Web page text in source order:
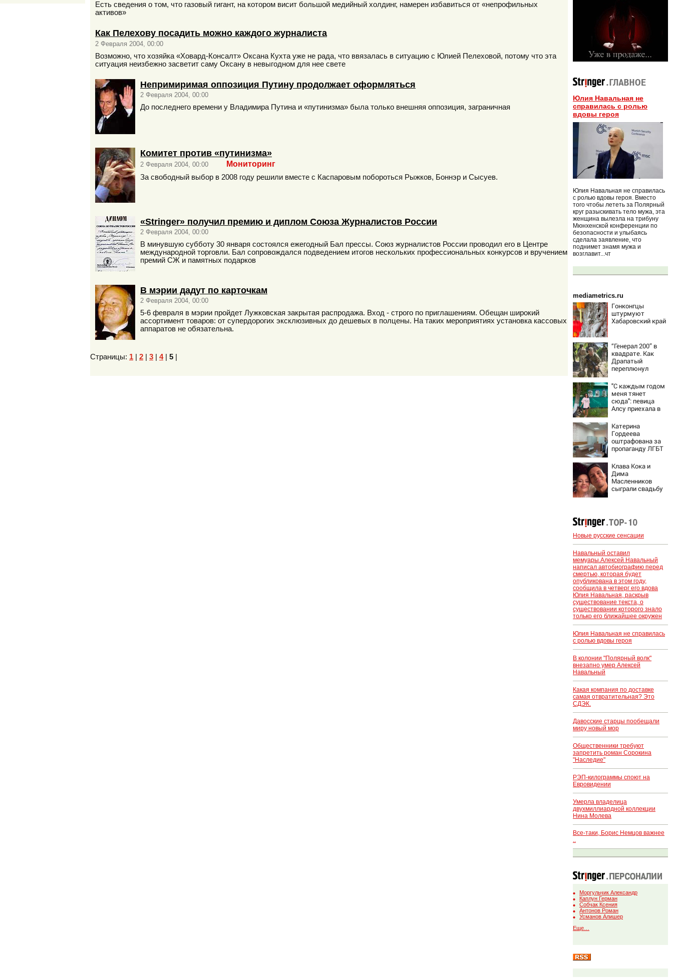
Есть сведения о том, что газовый гигант, на котором висит большой медийный холдинг, намерен избавиться от «непрофильных
активов»
Как Пелехову посадить можно каждого журналиста
2 Февраля 2004, 00:00
Возможно, что хозяйка «Ховард-Консалт» Оксана Кухта уже не рада, что ввязалась в ситуацию с Юлией Пелеховой, потому что эта
ситуация неизбежно засветит саму Оксану в невыгодном для нее свете
Непримиримая оппозиция Путину продолжает оформляться
2 Февраля 2004, 00:00
До последнего времени у Владимира Путина и «путинизма» была только внешняя оппозиция, заграничная
Комитет против «путинизма»
2 Февраля 2004, 00:00 Мониторинг
За свободный выбор в 2008 году решили вместе с Каспаровым побороться Рыжков, Боннэр и Сысуев.
«Stringer» получил премию и диплом Союза Журналистов России
2 Февраля 2004, 00:00
В минувшую субботу 30 января состоялся ежегодный Бал прессы. Союз журналистов России проводил его в Центре
международной торговли. Бал сопровождался подведением итогов нескольких профессиональных конкурсов и вручением
премий СЖ и памятных подарков
В мэрии дадут по карточкам
2 Февраля 2004, 00:00
5-6 февраля в мэрии пройдет Лужковская закрытая распродажа. Вход - строго по приглашениям. Обещан широкий
ассортимент товаров: от супердорогих эксклюзивных до дешевых в полцены. На таких мероприятиях установка кассовых
аппаратов не обязательна.
Страницы: 1 2 3 4| 5
Юлия Навальная не
справилась с ролью
вдовы героя
Юлия Навальная не справилась
с ролью вдовы героя. Вместо
того чтобы лететь за Полярный
круг разыскивать тело мужа, эта
женщина вылезла на трибуну
Мюнхенской конференции по
безопасности и улыбаясь
сделала заявление, что
поднимет знамя мужа и
возглавит...чт
mediametrics.ru
Гонконгцы
штурмуют
Хабаровский край
“Генерал 200” в
квадрате. Как
Драпатый
переплюнул
"С каждым годом
меня тянет
сюда": певица
Алсу приехала в
деревню, где
прошло ее
детство
07/08/2026 –
Новости
Катерина
Гордеева
оштрафована за
пропаганду ЛГБТ
Новости на
Вести.ru
Клава Кока и
Дима
Масленников
сыграли свадьбу
Новые русские сенсации
Навальный оставил
мемуары.Алексей Навальный
написал автобиографию перед
смертью, которая будет
опубликована в этом году,
сообщила в четверг его вдова
Юлия Навальная, раскрыв
существование текста, о
существовании которого знало
только его ближайшее окружен
Юлия Навальная не справилась
с ролью вдовы героя
В колонии "Полярный волк"
внезапно умер Алексей
Навальный
Какая компания по доставке
самая отвратительная? Это
СДЭК.
Давосские старцы пообещали
миру новый мор
Общественники требуют
запретить роман Сорокина
"Наследие"
РЭП-килограммы споют на
Евровидении
Умерла владелица
двухмиллиардной коллекции
Нина Молева
Все-таки, Борис Немцов важнее
..
Моргульчик Александр
Каплун Герман
Собчак Ксения
Антонов Роман
Усманов Алишер
Еще…